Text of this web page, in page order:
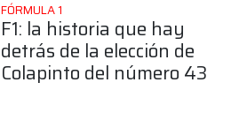
FÓRMULA 1
F1: la historia que hay
detrás de la elección de
Colapinto del número 43